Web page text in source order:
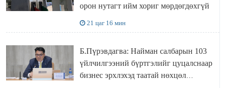
орон нутагт ийм хориг мөрдөгдөхгүй
21 цаг 16 мин
Б.Пүрэвдагва: Найман салбарын 103
үйлчилгээний бүртгэлийг цуцалснаар
бизнес эрхлэхэд таатай нөхцөл